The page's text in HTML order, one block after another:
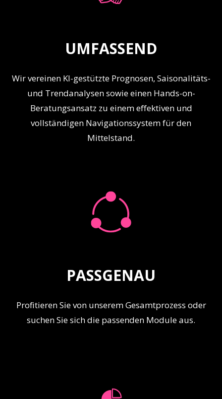
UMFASSEND
Wir vereinen KI-gestützte Prognosen, Saisonalitäts-
und Trendanalysen sowie einen Hands-on-
Beratungsansatz zu einem effektiven und
vollständigen Navigationssystem für den
Mittelstand.
PASSGENAU
Profitieren Sie von unserem Gesamtprozess oder
suchen Sie sich die passenden Module aus.